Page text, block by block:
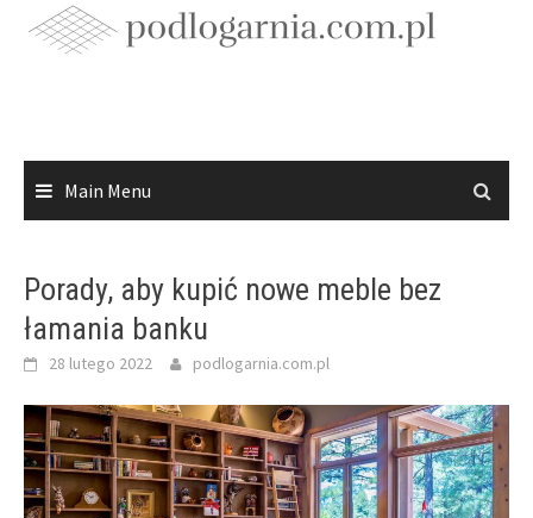
Main Menu
Porady, aby kupić nowe meble bez
łamania banku
28 lutego 2022 podlogarnia.com.pl